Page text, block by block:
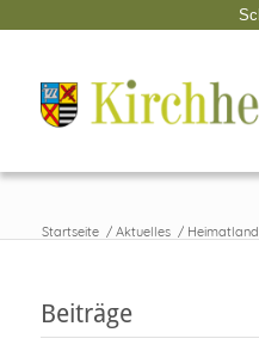
Startseite / Aktuelles / Heimatland
Beiträge